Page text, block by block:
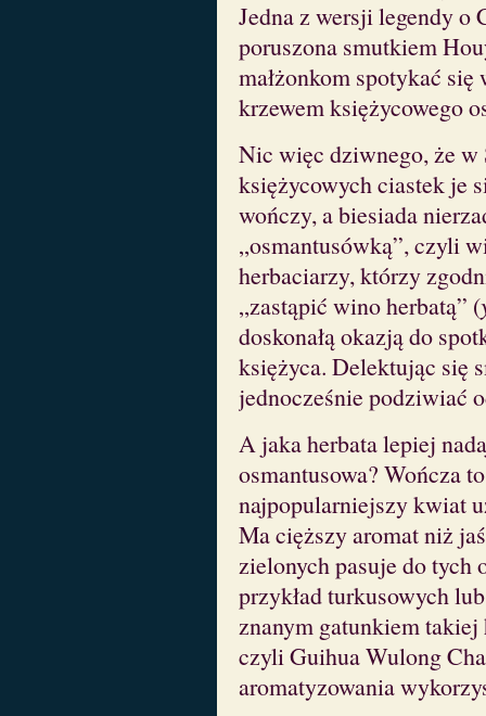
Jedna z wersji legendy o
poruszona smutkiem
małżonkom spotykać się
krzewem księżycowego
Nic więc dziwnego, że w
księżycowych ciastek je
wończy, a biesiada
„osmantusówką”, czyli
herbaciarzy, którzy
„zastąpić wino herbatą” (
doskonałą okazją do
księżyca. Delektując się
jednocześnie podziwiać
A jaka herbata lepiej
osmantusowa? Wończa
najpopularniejszy kwiat
Ma cięższy aromat niż
zielonych pasuje do tych
przykład turkusowych
znanym gatunkiem
czyli Guihua Wulong
aromatyzowania